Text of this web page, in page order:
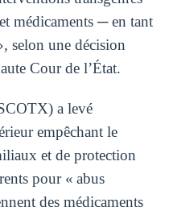
médicaments ─ en tant
selon une décision
Cour de l’État.
a levé
empêchant le
et de protection
pour « abus
des médicaments